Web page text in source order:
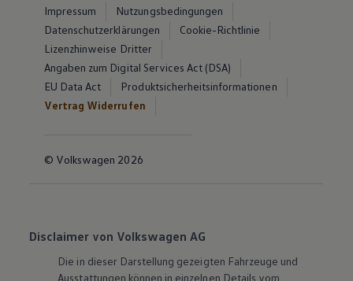
Impressum
Nutzungsbedingungen
Datenschutzerklärungen
Cookie-Richtlinie
Lizenzhinweise Dritter
Angaben zum Digital Services Act (DSA)
EU Data Act
Produktsicherheitsinformationen
Vertrag Widerrufen
© Volkswagen 2026
Disclaimer von Volkswagen AG
Die in dieser Darstellung gezeigten Fahrzeuge und
Ausstattungen können in einzelnen Details vom